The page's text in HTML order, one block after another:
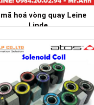
hoá vòng quay Leine
Linde